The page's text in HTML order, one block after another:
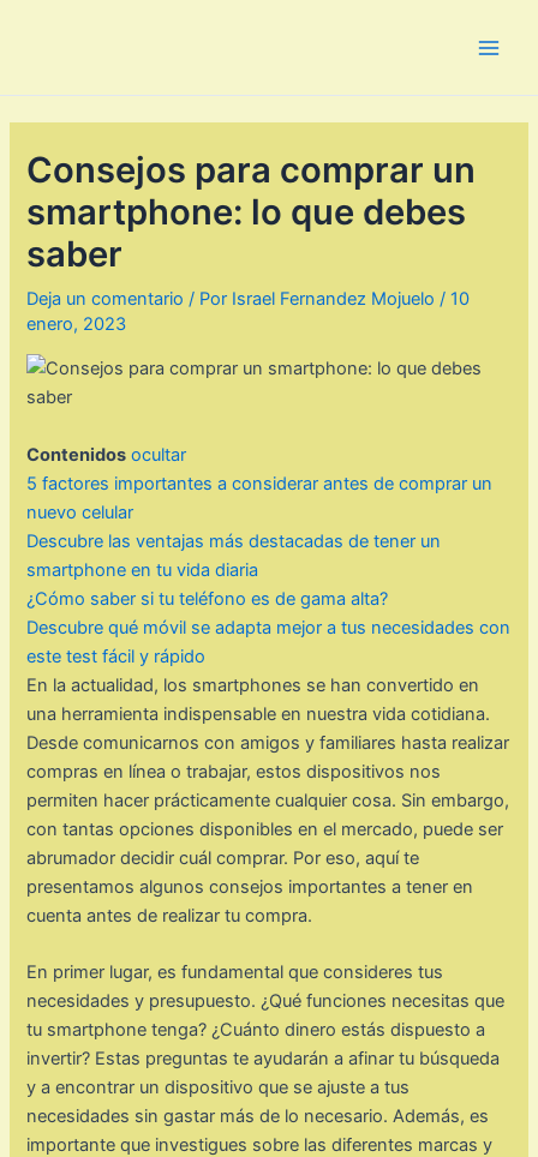
Consejos para comprar un
smartphone: lo que debes
saber
Deja un comentario / Por Israel Fernandez Mojuelo/10
enero, 2023
Contenidos ocultar
5 factores importantes a considerar antes de comprar un
nuevo celular
Descubre las ventajas más destacadas de tener un
smartphone en tu vida diaria
¿Cómo saber si tu teléfono es de gama alta?
Descubre qué móvil se adapta mejor a tus necesidades con
este test fácil y rápido
En la actualidad, los smartphones se han convertido en
una herramienta indispensable en nuestra vida cotidiana.
Desde comunicarnos con amigos y familiares hasta realizar
compras en línea o trabajar, estos dispositivos nos
permiten hacer prácticamente cualquier cosa. Sin embargo,
con tantas opciones disponibles en el mercado, puede ser
abrumador decidir cuál comprar. Por eso, aquí te
presentamos algunos consejos importantes a tener en
cuenta antes de realizar tu compra.
En primer lugar, es fundamental que consideres tus
necesidades y presupuesto. ¿Qué funciones necesitas que
tu smartphone tenga? ¿Cuánto dinero estás dispuesto a
invertir? Estas preguntas te ayudarán a afinar tu búsqueda
y a encontrar un dispositivo que se ajuste a tus
necesidades sin gastar más de lo necesario. Además, es
importante que investigues sobre las diferentes marcas y